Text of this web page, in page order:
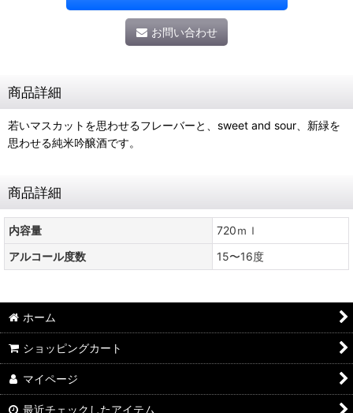
お問い合わせ
商品詳細
若いマスカットを思わせるフレーバーと、sweet and sour、新緑を
思わせる純米吟醸酒です。
商品詳細
内容量
720ｍｌ
アルコール度数
15〜16度
ホーム
ショッピングカート
マイページ
最近チェックしたアイテム